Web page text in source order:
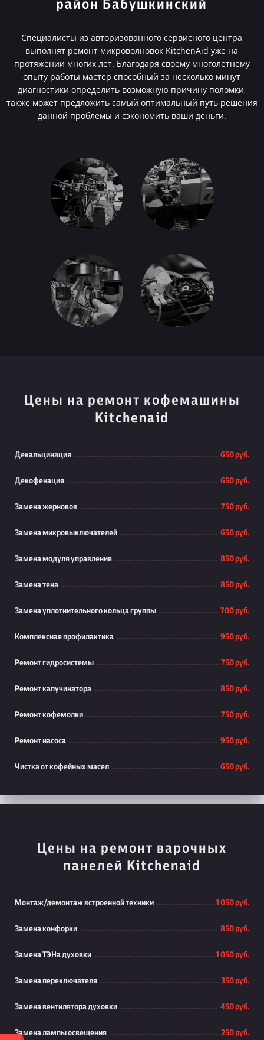
район Бабушкинский
Специалисты из авторизованного сервисного центра
выполнят ремонт микроволновок KitchenAid уже на
протяжении многих лет. Благодаря своему многолетнему
опыту работы мастер способный за несколько минут
диагностики определить возможную причину поломки,
также может предложить самый оптимальный путь решения
данной проблемы и сэкономить ваши деньги.
Цены на ремонт кофемашины
Kitchenaid
Декальцинация 650 руб.
Декофенация 650 руб.
Замена жерновов 750 руб.
Замена микровыключателей 650 руб.
Замена модуля управления 850 руб.
Замена тена 850 руб.
Замена уплотнительного кольца группы 700 руб.
Комплексная профилактика 950 руб.
Ремонт гидросистемы 750 руб.
Ремонт капучинатора 850 руб.
Ремонт кофемолки 750 руб.
Ремонт насоса 950 руб.
Чистка от кофейных масел 650 руб.
Цены на ремонт варочных
панелей Kitchenaid
Монтаж/демонтаж встроенной техники 1 050 руб.
Замена конфорки 850 руб.
Замена ТЭНа духовки 1 050 руб.
Замена переключателя 350 руб.
Замена вентилятора духовки 450 руб.
Замена лампы освещения 250 руб.